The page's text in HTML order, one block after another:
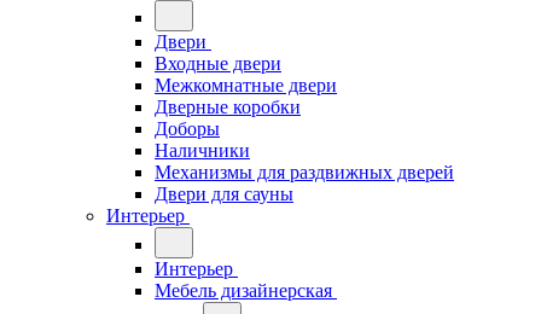
Двери
Входные двери
Межкомнатные двери
Дверные коробки
Доборы
Наличники
Механизмы для раздвижных дверей
Двери для сауны
Интерьер
Интерьер
Мебель дизайнерская